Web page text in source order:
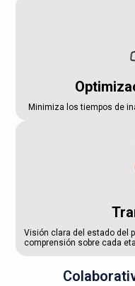
Minimiza los tiempos de
Visión clara del estado del
comprensión sobre cada